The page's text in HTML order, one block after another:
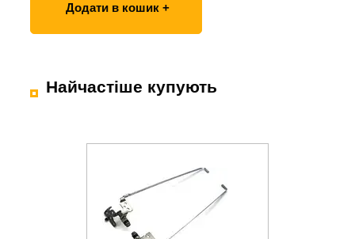
Додати в кошик +
Найчастіше купують